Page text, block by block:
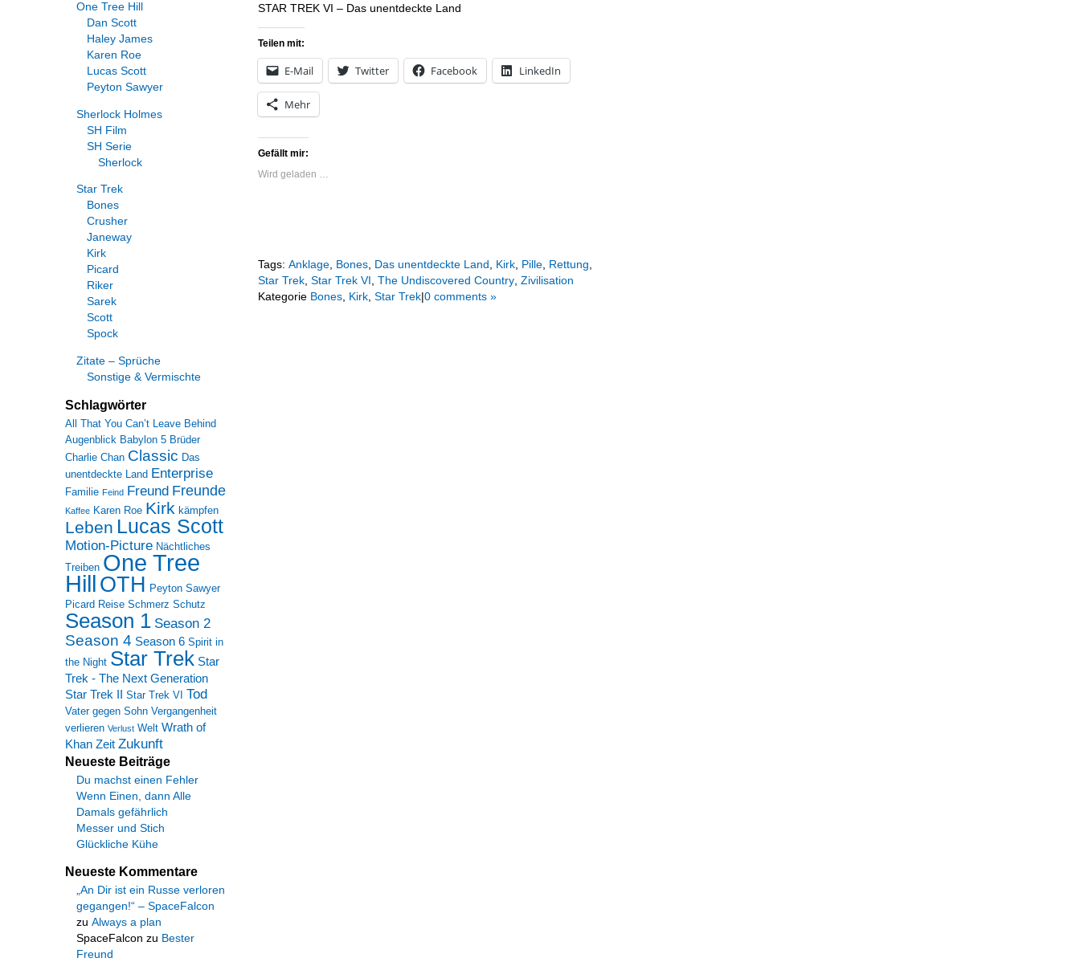
STAR TREK VI – Das unentdeckte Land
Teilen mit:
E-Mail Twitter Facebook LinkedIn
Mehr
Gefällt mir:
Wird geladen …
Tags: Anklage Bones Das unentdeckte Land Kirk Pille Rettung
Star Trek Star Trek VI The Undiscovered Country Zivilisation
Kategorie Bones Kirk Star Trek 0 comments »
One Tree Hill
Dan Scott
Haley James
Karen Roe
Lucas Scott
Peyton Sawyer
Sherlock Holmes
SH Film
SH Serie
Sherlock
Star Trek
Bones
Crusher
Janeway
Kirk
Picard
Riker
Sarek
Scott
Spock
Zitate – Sprüche
Sonstige & Vermischte
Schlagwörter
All That You Can’t Leave Behind
Augenblick Babylon 5 Brüder
Charlie Chan Classic Das
unentdeckte Land Enterprise
Familie Feind Freund Freunde
Kaffee Karen Roe Kirk kämpfen
Leben Lucas Scott
Motion-Picture Nächtliches
Treiben One Tree
Hill OTH Peyton Sawyer
Picard Reise Schmerz Schutz
Season 1 Season 2
Season 4 Season 6 Spirit in
the Night Star Trek Star
Trek - The Next Generation
Star Trek II Star Trek VI Tod
Vater gegen Sohn Vergangenheit
verlieren Verlust Welt Wrath of
Khan Zeit Zukunft
Neueste Beiträge
Du machst einen Fehler
Wenn Einen, dann Alle
Damals gefährlich
Messer und Stich
Glückliche Kühe
Neueste Kommentare
„An Dir ist ein Russe verloren
gegangen!“ – SpaceFalcon
zu Always a plan
SpaceFalcon zu Bester
Freund